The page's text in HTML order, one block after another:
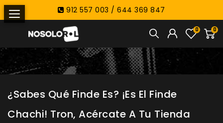
912 557 003 / 644 369 847
0
0
¿Sabes Qué Finde Es? ¡Es El Finde
Chachi! Tron, Acércate A Tu Tienda